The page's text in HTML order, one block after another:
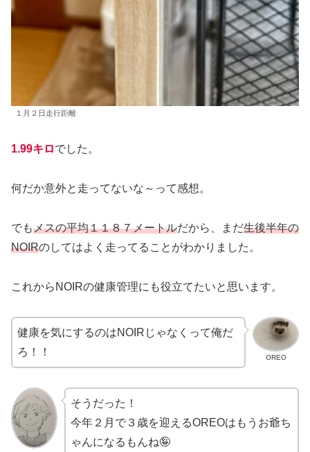
１月２日走行距離
1.99キロでした。
何だか意外と走ってないな～って感想。
でもメスの平均１１８７メートルだから、まだ生後半年の
NOIRのしてはよく走ってることがわかりました。
これからNOIRの健康管理にも役立てたいと思います。
OREO
健康を気にするのはNOIRじゃなくって俺だ
ろ！！
そうだった！
今年２月で３歳を迎えるOREOはもうお爺ち
ゃんになるもんね🤪